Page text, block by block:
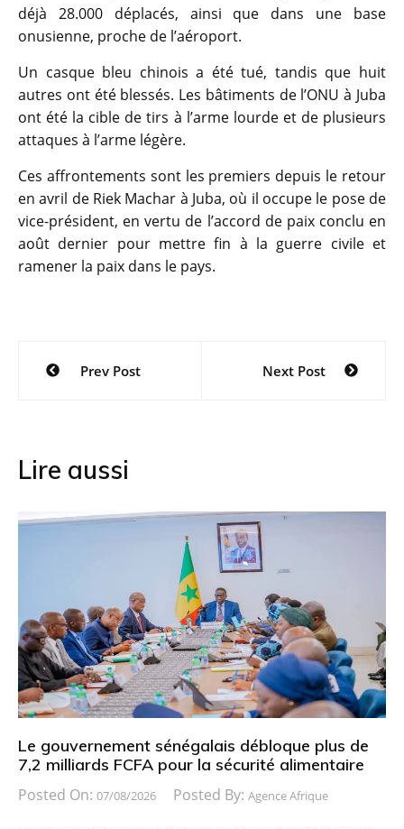
déjà 28.000 déplacés, ainsi que dans une base
onusienne, proche de l’aéroport.
Un casque bleu chinois a été tué, tandis que huit
autres ont été blessés. Les bâtiments de l’ONU à Juba
ont été la cible de tirs à l’arme lourde et de plusieurs
attaques à l’arme légère.
Ces affrontements sont les premiers depuis le retour
en avril de Riek Machar à Juba, où il occupe le pose de
vice-président, en vertu de l’accord de paix conclu en
août dernier pour mettre fin à la guerre civile et
ramener la paix dans le pays.
Navigation
Prev Post Next Post
Lire aussi
Le gouvernement sénégalais débloque plus de
7,2 milliards FCFA pour la sécurité alimentaire
Posted On: 07/08/2026 Posted By: Agence Afrique